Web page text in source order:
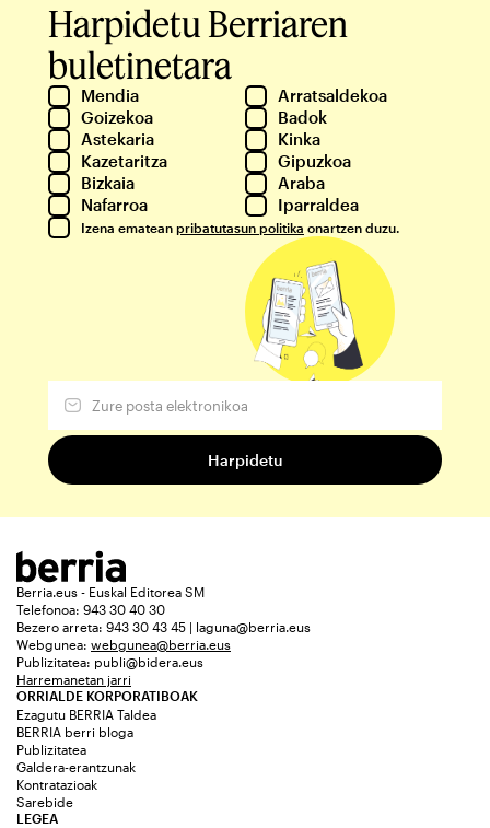
Harpidetu Berriaren
buletinetara
Mendia
Arratsaldekoa
Goizekoa
Badok
Astekaria
Kinka
Kazetaritza
Gipuzkoa
Bizkaia
Araba
Nafarroa
Iparraldea
Izena ematean pribatutasun politika onartzen duzu.
Berria.eus - Euskal Editorea SM
Telefonoa: 943 30 40 30
Bezero arreta: 943 30 43 45 | laguna@berria.eus
Webgunea: webgunea@berria.eus
Publizitatea: publi@bidera.eus
Harremanetan jarri
ORRIALDE KORPORATIBOAK
Ezagutu BERRIA Taldea
BERRIA berri bloga
Publizitatea
Galdera-erantzunak
Kontratazioak
Sarebide
LEGEA